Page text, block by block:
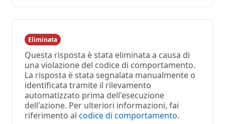
Eliminata
Questa risposta è stata eliminata a causa di
una violazione del codice di comportamento.
La risposta è stata segnalata manualmente o
identificata tramite il rilevamento
automatizzato prima dell'esecuzione
dell'azione. Per ulteriori informazioni, fai
riferimento al codice di comportamento.